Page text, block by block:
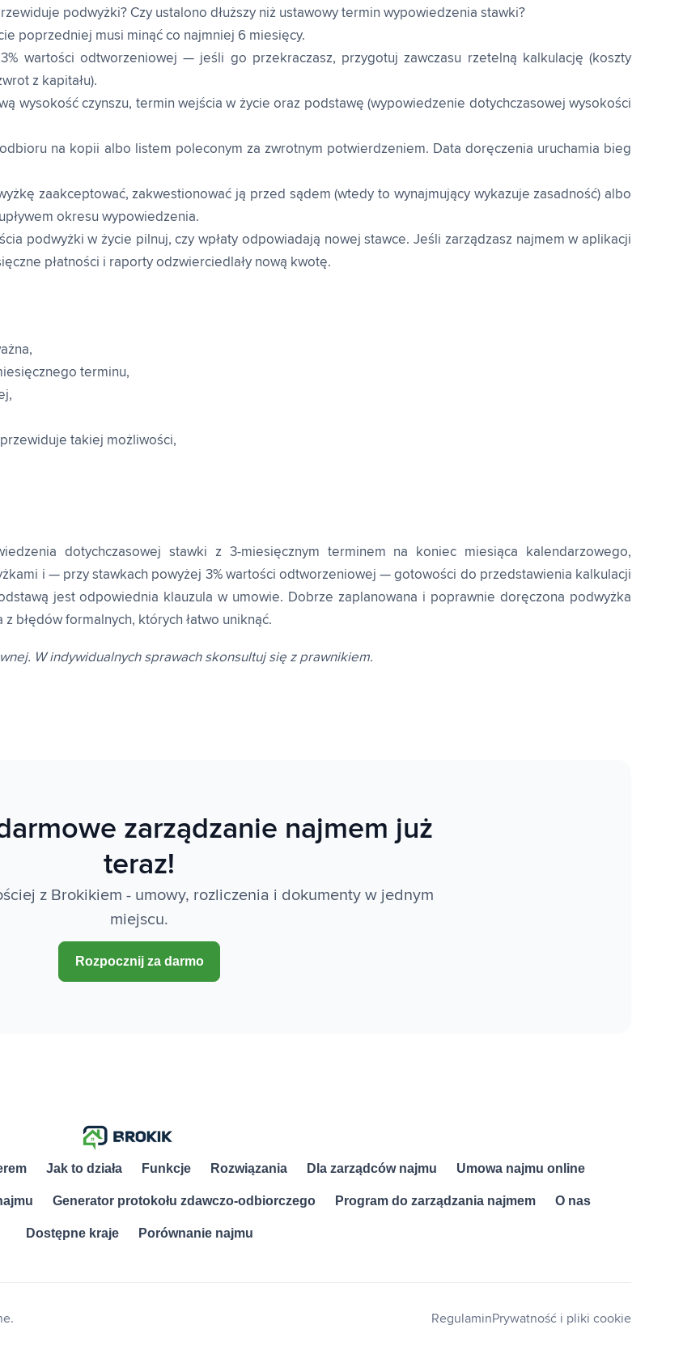
podwyżki? Czy ustalono dłuższy niż ustawowy termin wypowiedzenia stawki?
poprzedniej musi minąć co najmniej 6 miesięcy.
wartości odtworzeniowej — jeśli go przekraczasz, przygotuj zawczasu rzetelną kalkulację (koszty
z kapitału).
wysokość czynszu, termin wejścia w życie oraz podstawę (wypowiedzenie dotychczasowej wysokości
na kopii albo listem poleconym za zwrotnym potwierdzeniem. Data doręczenia uruchamia bieg
zaakceptować, zakwestionować ją przed sądem (wtedy to wynajmujący wykazuje zasadność) albo
okresu wypowiedzenia.
podwyżki w życie pilnuj, czy wpłaty odpowiadają nowej stawce. Jeśli zarządzasz najmem w aplikacji
płatności i raporty odzwierciedlały nową kwotę.
terminu,
takiej możliwości,
dotychczasowej stawki z 3-miesięcznym terminem na koniec miesiąca kalendarzowego,
i — przy stawkach powyżej 3% wartości odtworzeniowej — gotowości do przedstawienia kalkulacji
jest odpowiednia klauzula w umowie. Dobrze zaplanowana i poprawnie doręczona podwyżka
błędów formalnych, których łatwo uniknąć.
W indywidualnych sprawach skonsultuj się z prawnikiem.
zarządzanie najmem już
teraz!
z Brokikiem - umowy, rozliczenia i dokumenty w jednym
miejscu.
Rozpocznij za darmo
Jak to działa Funkcje Rozwiązania Dla zarządców najmu Umowa najmu online
Generator protokołu zdawczo-odbiorczego Program do zarządzania najmem O nas
Dostępne kraje Porównanie najmu
RegulaminPrywatność i pliki cookie